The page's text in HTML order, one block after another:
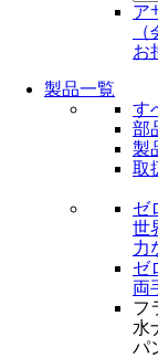
ア
お
製品一覧
す
部
製
取
ゼ
世
力
ゼ
両
フ
水
パ